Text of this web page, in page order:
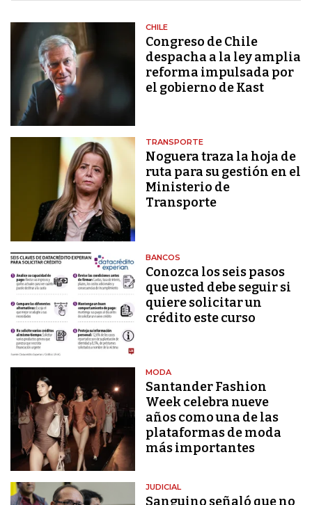
CHILE
Congreso de Chile
despacha a la ley amplia
reforma impulsada por
el gobierno de Kast
TRANSPORTE
Noguera traza la hoja de
ruta para su gestión en el
Ministerio de
Transporte
BANCOS
Conozca los seis pasos
que usted debe seguir si
quiere solicitar un
crédito este curso
MODA
Santander Fashion
Week celebra nueve
años como una de las
plataformas de moda
más importantes
JUDICIAL
Sanguino señaló que no